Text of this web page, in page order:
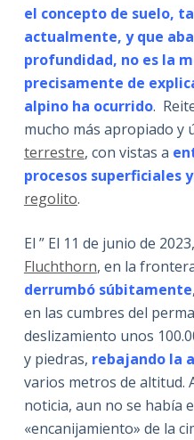
el concepto de suelo,
actualmente, y que
profundidad, no es la
precisamente de
alpino ha ocurrido.
mucho más apropiado y
terrestre, con vistas a
procesos superficiales
regolito.
El ” El 11 de junio de
Fluchthorn, en la
derrumbó súbitamente
en las cumbres del
deslizamiento unos
y piedras, rebajando la
varios metros de altitud.
noticia, aun no se había
«encanijamiento» de la